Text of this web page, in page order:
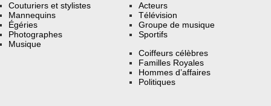
Couturiers et stylistes
Mannequins
Égéries
Photographes
Musique
Acteurs
Télévision
Groupe de musique
Sportifs
Coiffeurs célèbres
Familles Royales
Hommes d’affaires
Politiques